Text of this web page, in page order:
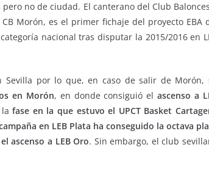
no de ciudad. El canterano del Club
Morón, es el primer fichaje del proyecto EBA
nacional tras disputar la 2015/2016 en
Sevilla por lo que, en caso de salir de Morón,
en Morón, en donde consiguió elascenso a
lafase en la que estuvo el UPCT Basket
en LEB Plata ha conseguido la octava
ascenso a LEB Oro. Sin embargo, el club